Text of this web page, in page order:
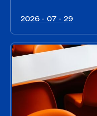
2026 - 07 - 29